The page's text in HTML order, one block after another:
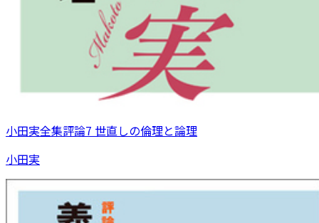
小田実全集評論7 世直しの倫理と論理
小田実